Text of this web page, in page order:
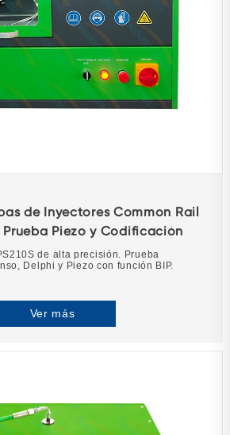
de Inyectores Common Rail
Prueba Piezo y Codificación
de alta precisión. Prueba
Delphi y Piezo con función BIP.
Ver más